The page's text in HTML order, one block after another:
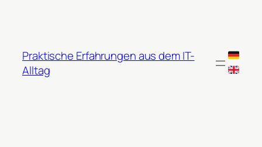
Praktische Erfahrungen aus dem IT-
Alltag